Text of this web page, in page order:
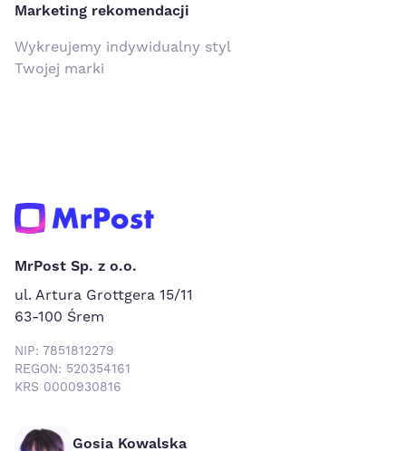
Marketing rekomendacji
Wykreujemy indywidualny styl
Twojej marki
MrPost Sp. z o.o.
ul. Artura Grottgera 15/11
63-100 Śrem
NIP: 7851812279
REGON: 520354161
KRS 0000930816
Gosia Kowalska